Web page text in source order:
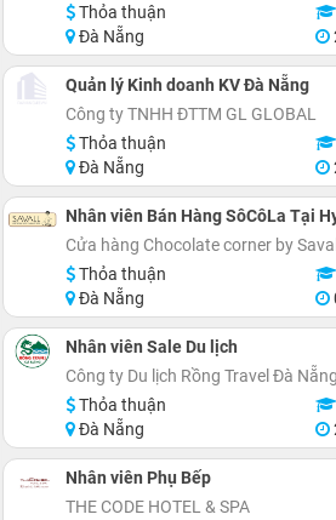
Thỏa thuận
Đà Nẵng
Quản lý Kinh doanh KV Đà Nẵng
Công ty TNHH ĐTTM GL GLOBAL
Thỏa thuận
Đà Nẵng
Nhân viên Bán Hàng SôCôLa Tại
Cửa hàng Chocolate corner by Savall
Thỏa thuận
Đà Nẵng
Nhân viên Sale Du lịch
Công ty Du lịch Rồng Travel Đà Nẵng
Thỏa thuận
Đà Nẵng
Nhân viên Phụ Bếp
THE CODE HOTEL & SPA